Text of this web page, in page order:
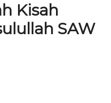
Kisah
SAW